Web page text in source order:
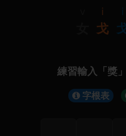
i
戈
i
練習輸入「獎
字根表